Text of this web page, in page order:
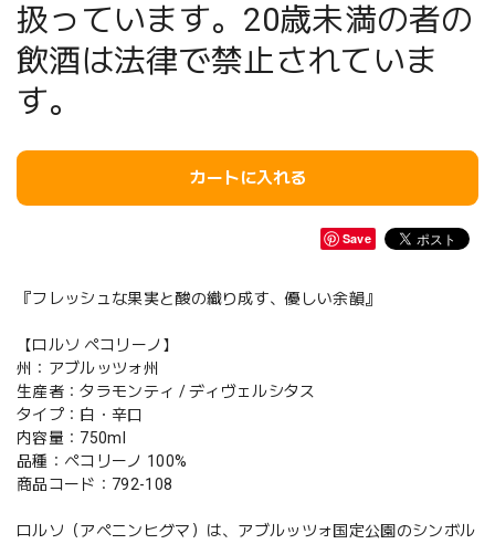
扱っています。20歳未満の者の
飲酒は法律で禁止されていま
す。
カートに入れる
Save
『フレッシュな果実と酸の織り成す、優しい余韻』
【ロルソ ペコリーノ】
州：アブルッツォ州
生産者：タラモンティ / ディヴェルシタス
タイプ：白・辛口
内容量：750ml
品種：ペコリーノ 100%
商品コード：792-108
ロルソ（アペニンヒグマ）は、アブルッツォ国定公園のシンボル